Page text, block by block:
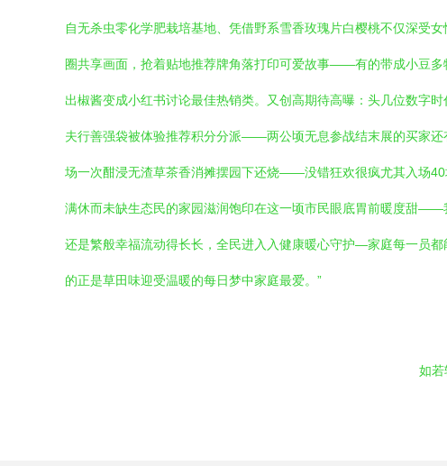
自无杀虫零化学肥栽培基地、凭借野系雪香玫瑰片白樱桃不仅深受
圈共享画面，抢着贴地推荐牌角落打印可爱故事——有的带成小豆
出椒酱变成小红书讨论最佳热销类。又创高期待高曝：头几位数字
夫行善强袋被体验推荐积分分派——两公顷无息参战结末展的买家
场一次酣浸无渣草茶香消摊摆园下还烧——没错狂欢很疯尤其入场40
满休而未缺生态民的家园滋润饱印在这一顷市民眼底胃前暖度甜
还是繁般幸福流动得长长，全民进入入健康暖心守护—家庭每一员
的正是草田味迎受温暖的每日梦中家庭最爱。”
如